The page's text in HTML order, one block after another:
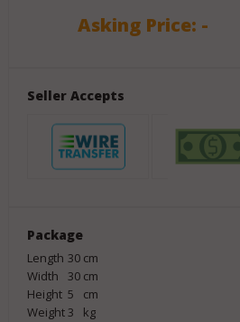
Asking Price: -
Seller Accepts
Package
Length 30 cm
Width
30 cm
Height 5
cm
Weight3 kg